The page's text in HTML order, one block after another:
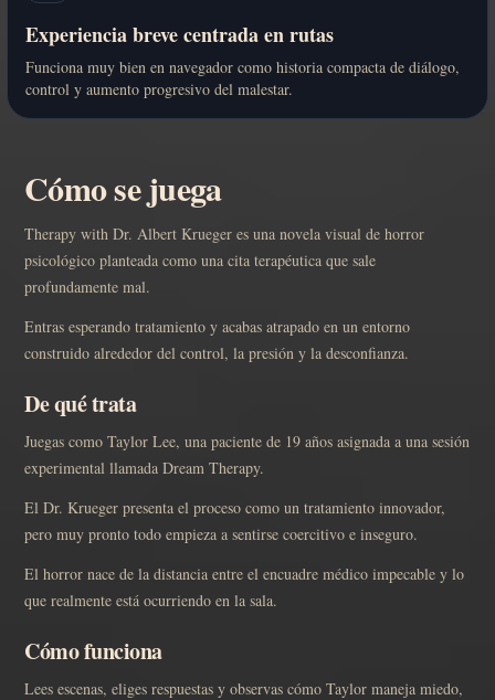
Experiencia breve centrada en rutas
Funciona muy bien en navegador como historia compacta de diálogo,
control y aumento progresivo del malestar.
Cómo se juega
Therapy with Dr. Albert Krueger es una novela visual de horror
psicológico planteada como una cita terapéutica que sale
profundamente mal.
Entras esperando tratamiento y acabas atrapado en un entorno
construido alrededor del control, la presión y la desconfianza.
De qué trata
Juegas como Taylor Lee, una paciente de 19 años asignada a una sesión
experimental llamada Dream Therapy.
El Dr. Krueger presenta el proceso como un tratamiento innovador,
pero muy pronto todo empieza a sentirse coercitivo e inseguro.
El horror nace de la distancia entre el encuadre médico impecable y lo
que realmente está ocurriendo en la sala.
Cómo funciona
Lees escenas, eliges respuestas y observas cómo Taylor maneja miedo,